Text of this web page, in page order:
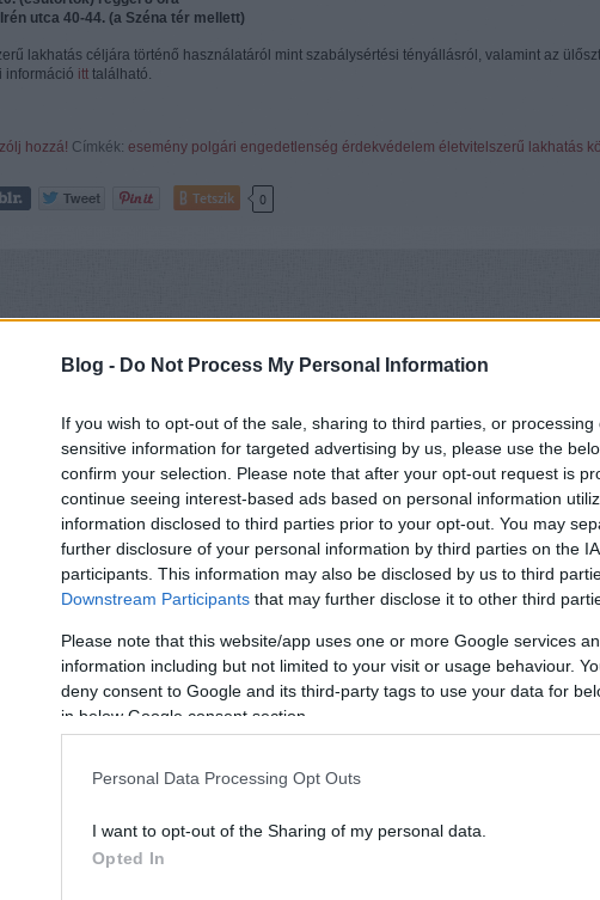
Blog - Do Not Process My Personal Information
If you wish to opt-out of the sale, sharing to third parties, or
sensitive information for targeted advertising by us, please use the
confirm your selection. Please note that after your opt-out request is
continue seeing interest-based ads based on personal information
information disclosed to third parties prior to your opt-out. You may
further disclosure of your personal information by third parties on the
participants. This information may also be disclosed by us to third
Downstream Participants that may further disclose it to other third
Please note that this website/app uses one or more Google services
information including but not limited to your visit or usage behaviour.
deny consent to Google and its third-party tags to use your data for
in below Google consent section.
Personal Data Processing Opt Outs
I want to opt-out of the Sharing of my personal data.
Opted In
utca 40-44. (a Széna tér mellett)
lakhatás céljára történő használatáról mint szabálysértési tényállásról, valamint az
információ itt található.
hozzá! Címkék: esemény polgári engedetlenség érdekvédelem életvitelszerű lakhatás
Tetszik 0